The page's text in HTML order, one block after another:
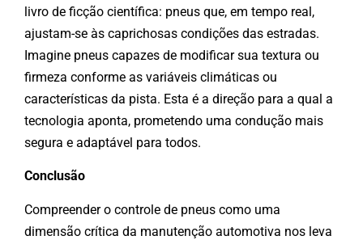
livro de ficção científica: pneus que, em tempo real,
ajustam-se às caprichosas condições das estradas.
Imagine pneus capazes de modificar sua textura ou
firmeza conforme as variáveis climáticas ou
características da pista. Esta é a direção para a qual a
tecnologia aponta, prometendo uma condução mais
segura e adaptável para todos.
Conclusão
Compreender o controle de pneus como uma
dimensão crítica da manutenção automotiva nos leva